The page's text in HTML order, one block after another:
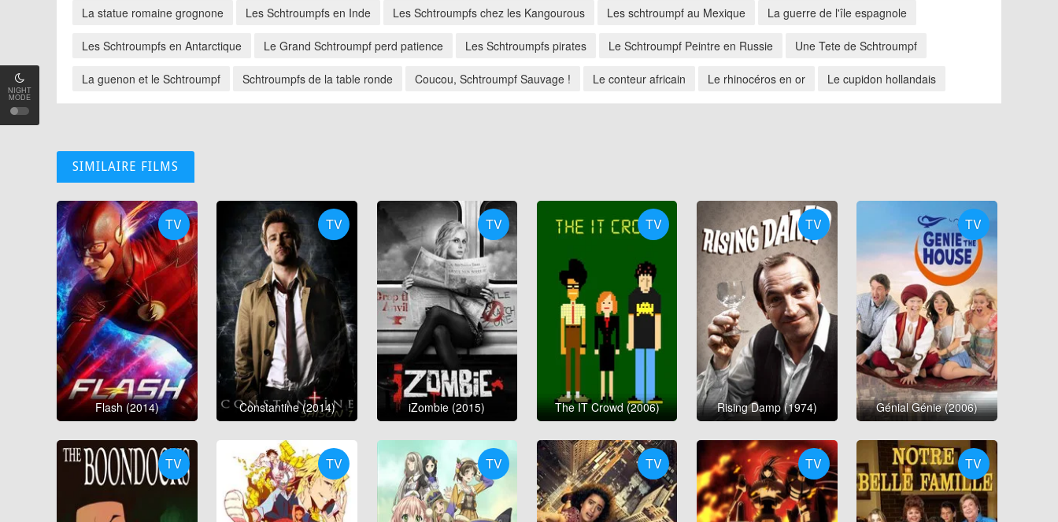
NIGHT
MODE
La statue romaine grognone Les Schtroumpfs en Inde Les Schtroumpfs chez les Kangourous Les schtroumpf au Mexique La guerre de l'île espagnole
Les Schtroumpfs en Antarctique Le Grand Schtroumpf perd patience Les Schtroumpfs pirates Le Schtroumpf Peintre en Russie Une Tete de Schtroumpf
La guenon et le Schtroumpf Schtroumpfs de la table ronde Coucou, Schtroumpf Sauvage ! Le conteur africain Le rhinocéros en or Le cupidon hollandais
SIMILAIRE FILMS
TV
Flash (2014)
TV
Constantine (2014)
TV
iZombie (2015)
TV
The IT Crowd (2006)
TV
Rising Damp (1974)
TV
Génial Génie (2006)
TV TV TV TV TV TV